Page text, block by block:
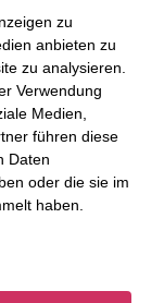
zu
anbieten zu
zu analysieren.
Verwendung
Medien,
führen diese
Daten
oder die sie im
haben.